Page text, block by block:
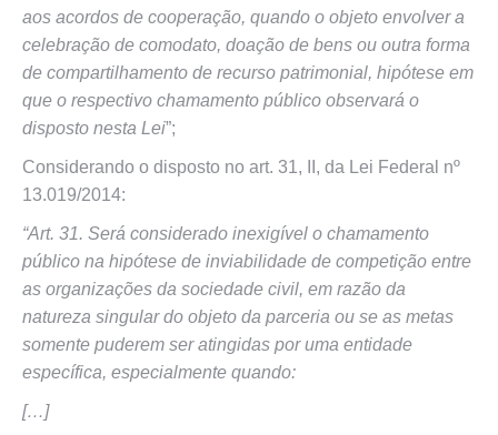
aos acordos de cooperação, quando o objeto envolver a
celebração de comodato, doação de bens ou outra forma
de compartilhamento de recurso patrimonial, hipótese em
que o respectivo chamamento público observará o
disposto nesta Lei”;
Considerando o disposto no art. 31, II, da Lei Federal nº
13.019/2014:
“Art. 31. Será considerado inexigível o chamamento
público na hipótese de inviabilidade de competição entre
as organizações da sociedade civil, em razão da
natureza singular do objeto da parceria ou se as metas
somente puderem ser atingidas por uma entidade
específica, especialmente quando:
[…]